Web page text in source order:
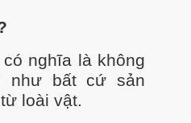
nghĩa là không
như bất cứ sản
loài vật.